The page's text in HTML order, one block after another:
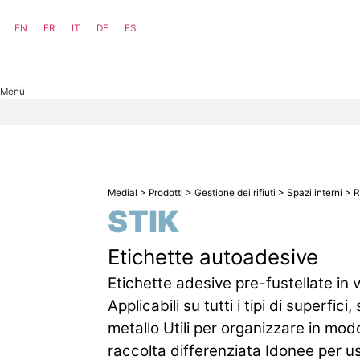
EN FR IT DE ES
Menù
Medial > Prodotti >Gestione dei rifiuti >Spazi interni >
STIK
Etichette autoadesive
Etichette adesive pre-fustellate in
Applicabili su tutti i tipi di superfici,
metallo Utili per organizzare in
raccolta differenziata Idonee per